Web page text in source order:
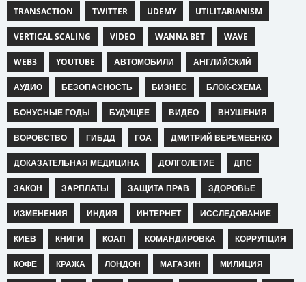
TRANSACTION TWITTER UDEMY UTILITARIANISM
VERTICAL SCALING VIDEO WANNA BET WAVE
WEB3 YOUTUBE АВТОМОБИЛИ АНГЛИЙСКИЙ
АУДИО БЕЗОПАСНОСТЬ БИЗНЕС БЛОК-СХЕМА
БОНУСНЫЕ ГОДЫ БУДУЩЕЕ ВИДЕО ВНУШЕНИЯ
ВОРОВСТВО ГИБДД ГОА ДМИТРИЙ ВЕРЕМЕЕНКО
ДОКАЗАТЕЛЬНАЯ МЕДИЦИНА ДОЛГОЛЕТИЕ ДПС
ЗАКОН ЗАРПЛАТЫ ЗАЩИТА ПРАВ ЗДОРОВЬЕ
ИЗМЕНЕНИЯ ИНДИЯ ИНТЕРНЕТ ИССЛЕДОВАНИЕ
КИЕВ КНИГИ КОАП КОМАНДИРОВКА КОРРУПЦИЯ
КОФЕ КРАЖА ЛОНДОН МАГАЗИН МИЛИЦИЯ